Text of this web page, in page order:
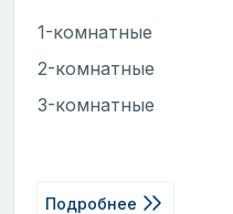
1-комнатные
2-комнатные
3-комнатные
Подробнее